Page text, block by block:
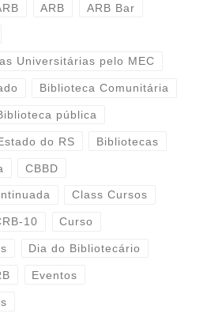
ARB ARB Bar
Universitárias pelo MEC
Biblioteca Comunitária
pública
do RS Bibliotecas
CBBD
Class Cursos
10 Curso
Dia do Bibliotecário
Eventos